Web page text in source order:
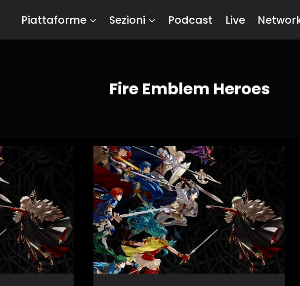
Piattaforme Sezioni Podcast Live
Fire Emblem Heroes